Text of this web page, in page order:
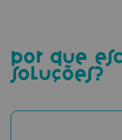
por que
soluções?